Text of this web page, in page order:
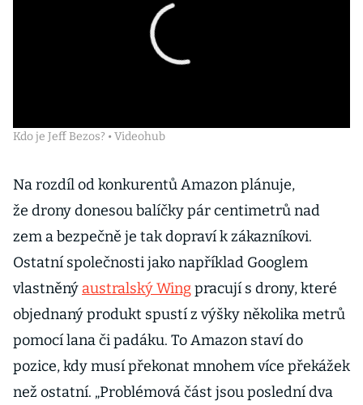
Kdo je Jeff Bezos? • Videohub
Na rozdíl od konkurentů Amazon plánuje,
že drony donesou balíčky pár centimetrů nad
zem a bezpečně je tak dopraví k zákazníkovi.
Ostatní společnosti jako například Googlem
vlastněný australský Wingpracují s drony, které
objednaný produkt spustí z výšky několika metrů
pomocí lana či padáku. To Amazon staví do
pozice, kdy musí překonat mnohem více překážek
než ostatní. „Problémová část jsou poslední dva